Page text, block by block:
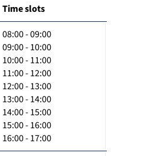
Time slots
08:00 - 09:00
09:00 - 10:00
10:00 - 11:00
11:00 - 12:00
12:00 - 13:00
13:00 - 14:00
14:00 - 15:00
15:00 - 16:00
16:00 - 17:00